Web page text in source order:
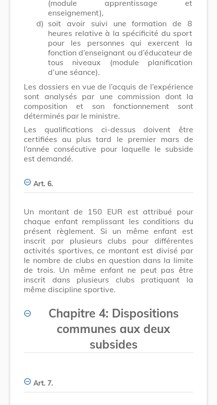
(module apprentissage et
enseignement),
d) soit avoir suivi une formation de 8
heures relative à la spécificité du sport
pour les personnes qui exercent la
fonction d’enseignant ou d’éducateur de
tous niveaux (module planification
d’une séance).
Les dossiers en vue de l’acquis de l’expérience
sont analysés par une commission dont la
composition et son fonctionnement sont
déterminés par le ministre.
Les qualifications ci-dessus doivent être
certifiées au plus tard le premier mars de
l’année consécutive pour laquelle le subside
est demandé.
Art. 6.
Un montant de 150 EUR est attribué pour
chaque enfant remplissant les conditions du
présent règlement. Si un même enfant est
inscrit par plusieurs clubs pour différentes
activités sportives, ce montant est divisé par
le nombre de clubs en question dans la limite
de trois. Un même enfant ne peut pas être
inscrit dans plusieurs clubs pratiquant la
même discipline sportive.
Chapitre 4: Dispositions
communes aux deux
subsides
Art. 7.